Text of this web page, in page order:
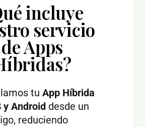
incluye
servicio
de Apps
tu App Híbrida
y Android desde un
reduciendo